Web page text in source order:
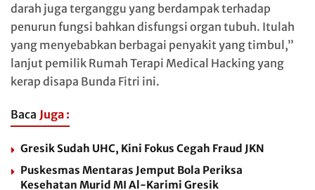
darah juga terganggu yang berdampak terhadap
penurun fungsi bahkan disfungsi organ tubuh. Itulah
yang menyebabkan berbagai penyakit yang timbul,”
lanjut pemilik Rumah Terapi Medical Hacking yang
kerap disapa Bunda Fitri ini.
Baca Juga :
Gresik Sudah UHC, Kini Fokus Cegah Fraud JKN
Puskesmas Mentaras Jemput Bola Periksa
Kesehatan Murid MI Al-Karimi Gresik